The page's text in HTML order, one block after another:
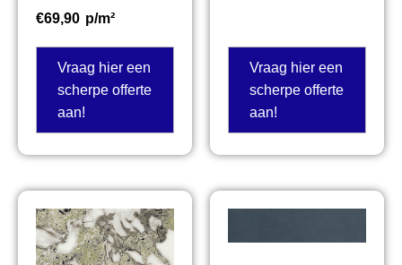
€69,90 p/m²
Vraag hier een
scherpe offerte
aan!
Vraag hier een
scherpe offerte
aan!